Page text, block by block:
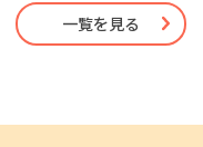
一覧を見る